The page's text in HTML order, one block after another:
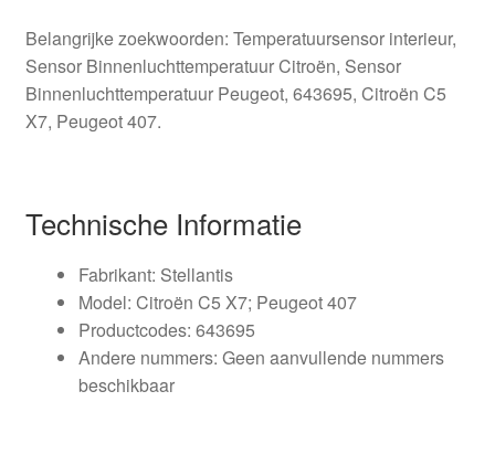
Belangrijke zoekwoorden: Temperatuursensor interieur,
Sensor Binnenluchttemperatuur Citroën, Sensor
Binnenluchttemperatuur Peugeot, 643695, Citroën C5
X7, Peugeot 407.
Technische Informatie
Fabrikant: Stellantis
Model: Citroën C5 X7; Peugeot 407
Productcodes: 643695
Andere nummers: Geen aanvullende nummers
beschikbaar